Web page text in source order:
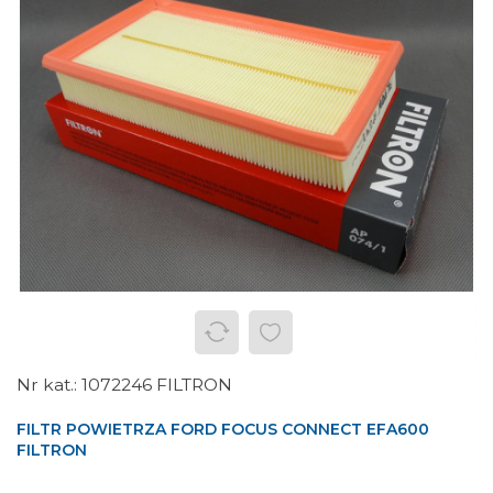
1072246 FILTRON
FILTR POWIETRZA FORD FOCUS CONNECT EFA600
FILTRON